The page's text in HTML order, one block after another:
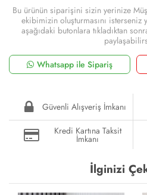
Bu ürünün siparişini sizin yerinize
ekibimizin oluşturmasını isterseniz
aşağıdaki butonlara tıkladıktan
Whatsapp ile Sipariş
Güvenli Alışveriş İmkanı
Kredi Kartına Taksit
İmkanı
İlginizi